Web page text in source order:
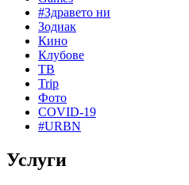
#Здравето ни
Зодиак
Кино
Клубове
ТВ
Trip
Фото
COVID-19
#URBN
Услуги